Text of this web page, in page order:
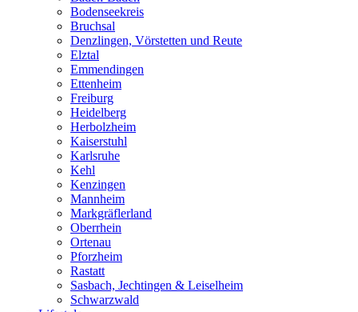
Bodenseekreis
Bruchsal
Denzlingen, Vörstetten und Reute
Elztal
Emmendingen
Ettenheim
Freiburg
Heidelberg
Herbolzheim
Kaiserstuhl
Karlsruhe
Kehl
Kenzingen
Mannheim
Markgräflerland
Oberrhein
Ortenau
Pforzheim
Rastatt
Sasbach, Jechtingen & Leiselheim
Schwarzwald